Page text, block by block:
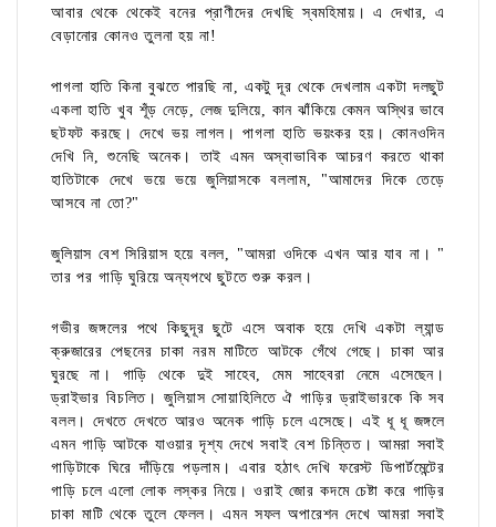
আবার থেকে থেকেই বনের প্রাণীদের দেখছি স্বমহিমায়। এ দেখার, এ
বেড়ানোর কোনও তুলনা হয় না!
পাগলা হাতি কিনা বুঝতে পারছি না, একটু দূর থেকে দেখলাম একটা দলছুট
একলা হাতি খুব শূঁড় নেড়ে, লেজ দুলিয়ে, কান ঝাঁকিয়ে কেমন অস্থির ভাবে
ছটফট করছে। দেখে ভয় লাগল। পাগলা হাতি ভয়ংকর হয়। কোনওদিন
দেখি নি, শুনেছি অনেক। তাই এমন অস্বাভাবিক আচরণ করতে থাকা
হাতিটাকে দেখে ভয়ে ভয়ে জুলিয়াসকে বললাম, "আমাদের দিকে তেড়ে
আসবে না তো?"
জুলিয়াস বেশ সিরিয়াস হয়ে বলল, "আমরা ওদিকে এখন আর যাব না। "
তার পর গাড়ি ঘুরিয়ে অন্যপথে ছুটতে শুরু করল।
গভীর জঙ্গলের পথে কিছুদূর ছুটে এসে অবাক হয়ে দেখি একটা ল্যান্ড
ক্রুজারের পেছনের চাকা নরম মাটিতে আটকে গেঁথে গেছে। চাকা আর
ঘুরছে না। গাড়ি থেকে দুই সাহেব, মেম সাহেবরা নেমে এসেছেন।
ড্রাইভার বিচলিত। জুলিয়াস সোয়াহিলিতে ঐ গাড়ির ড্রাইভারকে কি সব
বলল। দেখতে দেখতে আরও অনেক গাড়ি চলে এসেছে। এই ধূ ধূ জঙ্গলে
এমন গাড়ি আটকে যাওয়ার দৃশ্য দেখে সবাই বেশ চিন্তিত। আমরা সবাই
গাড়িটাকে ঘিরে দাঁড়িয়ে পড়লাম। এবার হঠাৎ দেখি ফরেস্ট ডিপার্টমেন্টের
গাড়ি চলে এলো লোক লস্কর নিয়ে। ওরাই জোর কদমে চেষ্টা করে গাড়ির
চাকা মাটি থেকে তুলে ফেলল। এমন সফল অপারেশন দেখে আমরা সবাই